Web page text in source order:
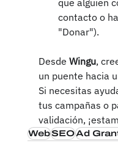
que alguien
contacto o
"Donar").
Desde Wingu,
un puente hacia
Si necesitas
tus campañas o
validación,
WebSEOAd